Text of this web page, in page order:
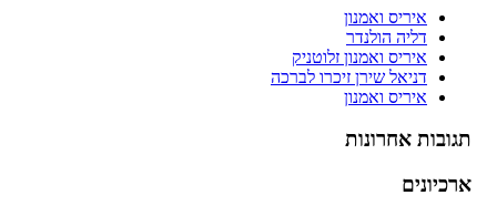
איריס ואמנון
דליה הולנדר
איריס ואמנון זלוטניק
דניאל שירן זיכרו לברכה
איריס ואמנון
תגובות אחרונות
ארכיונים